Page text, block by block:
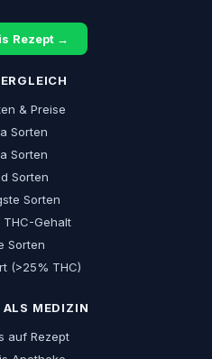
Rezept →
& Preise
Sorten
Sorten
Sorten
Sorten
Gehalt
Sorten
(>25% THC)
ALS MEDIZIN
auf Rezept